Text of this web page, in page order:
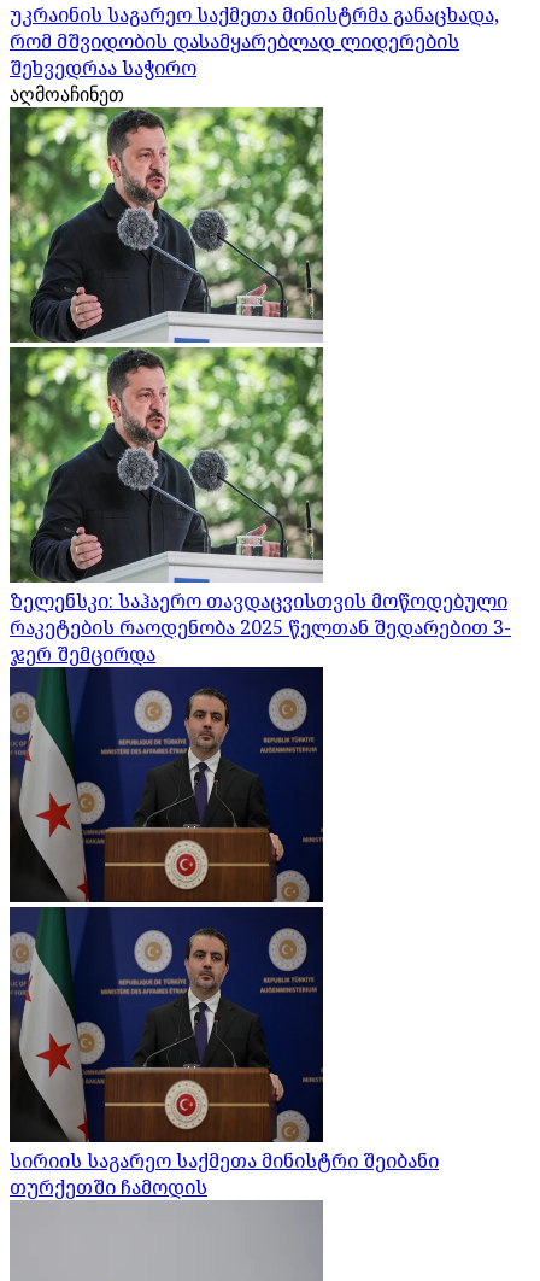
უკრაინის საგარეო საქმეთა მინისტრმა განაცხადა,
რომ მშვიდობის დასამყარებლად ლიდერების
შეხვედრაა საჭირო
აღმოაჩინეთ
ზელენსკი: საჰაერო თავდაცვისთვის მოწოდებული
რაკეტების რაოდენობა 2025 წელთან შედარებით 3-
ჯერ შემცირდა
სირიის საგარეო საქმეთა მინისტრი შეიბანი
თურქეთში ჩამოდის